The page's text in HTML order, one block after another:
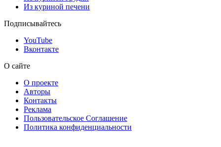
Из куриной печени
Подписывайтесь
YouTube
Вконтакте
О сайте
О проекте
Авторы
Контакты
Реклама
Пользовательское Соглашение
Политика конфиденциальности